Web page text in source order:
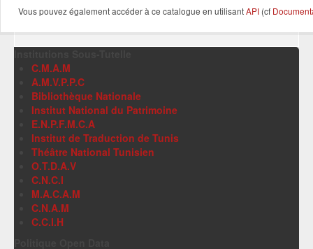
Vous pouvez également accéder à ce catalogue en utilisantAPI (cf
C.M.A.M
A.M.V.P.P.C
Bibliothèque Nationale
Institut National du Patrimoine
E.N.P.F.M.C.A
Institut de Traduction de Tunis
Théâtre National Tunisien
O.T.D.A.V
C.N.C.I
M.A.C.A.M
C.N.A.M
C.C.I.H